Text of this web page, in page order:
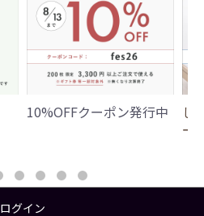
10%OFFクーポン発行中
じ
ー
ログイン